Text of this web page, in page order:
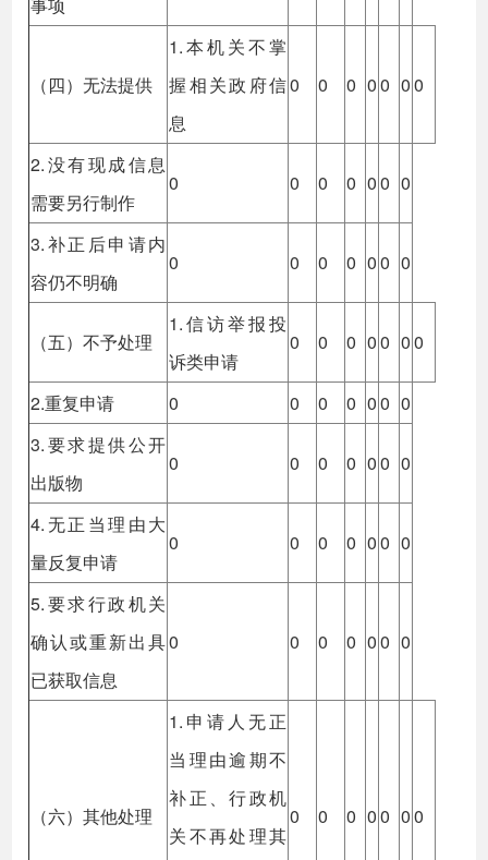
（四）无法提供
1.本机关不掌
握相关政府信
息
0 0 0 00 00
2.没有现成信息
需要另行制作
0 0 0 0 00 0
3.补正后申请内
容仍不明确
0 0 0 0 00 0
（五）不予处理
1.信访举报投
诉类申请
0 0 0 00 00
2.重复申请 0 0 0 0 00 0
3.要求提供公开
出版物
0 0 0 0 00 0
4.无正当理由大
量反复申请
0 0 0 0 00 0
5.要求行政机关
确认或重新出具
已获取信息
0 0 0 0 00 0
（六）其他处理
1.申请人无正
当理由逾期不
补正、行政机
关不再处理其
0 0 0 00 00